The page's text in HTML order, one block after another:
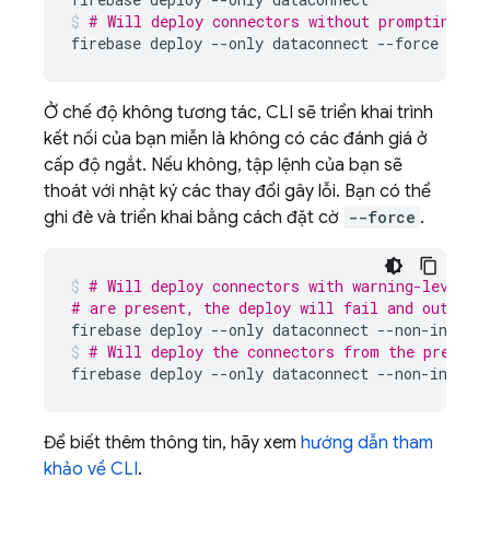
# Will deploy connectors without prompting.
firebase deploy --only dataconnect --force
Ở chế độ không tương tác, CLI sẽ triển khai trình
kết nối của bạn miễn là không có các đánh giá ở
cấp độ ngắt. Nếu không, tập lệnh của bạn sẽ
thoát với nhật ký các thay đổi gây lỗi. Bạn có thể
ghi đè và triển khai bằng cách đặt cờ --force .
# Will deploy connectors with warning-level
# are present, the deploy will fail and output
firebase deploy --only dataconnect --non-
# Will deploy the connectors from the
firebase deploy --only dataconnect --non-
Để biết thêm thông tin, hãy xem hướng dẫn tham
khảo về CLI.